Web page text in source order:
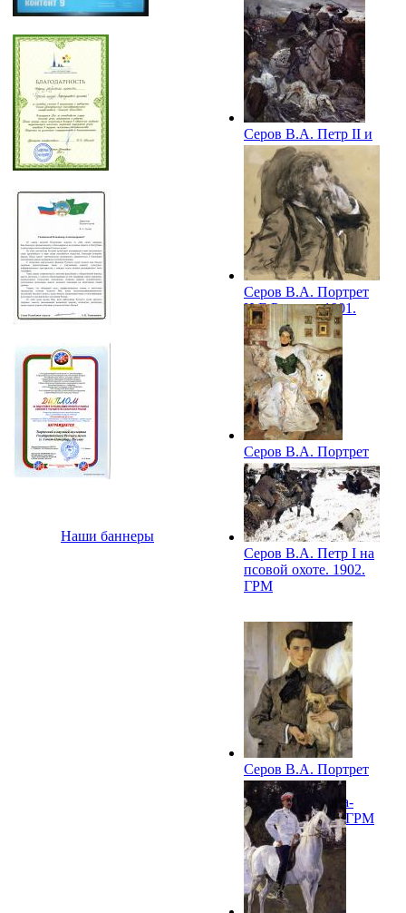
Наши баннеры
Серов В.А. Петр II и
цесаревна Елизавета
на псовой охоте.
1900. ГРМ
Серов В.А. Портрет
И.Е.Репина. 1901.
ГРМ
Серов В.А. Портрет
княгини З.Н.
Юсуповой. 1902.
ГРМ
Серов В.А. Петр I на
псовой охоте. 1902.
ГРМ
Серов В.А. Портрет
графа
Ф.Ф.Сумарокова-
Эльстона. 1903. ГРМ